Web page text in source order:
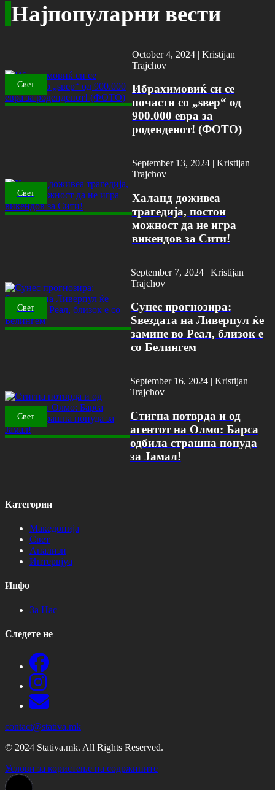
Најпопуларни вести
Свет
October 4, 2024 |Kristijan
Trajchov
Ибрахимовиќ си се
почасти со „ѕвер“ од
900.000 евра за
роденденот! (ФОТО)
Свет
September 13, 2024 | Kristijan
Trajchov
Халанд доживеа
трагедија, постои
можност да не игра
викендов за Сити!
Свет
September 7, 2024 | Kristijan
Trajchov
Сунес прогнозира:
Ѕвездата на Ливерпул ќе
замине во Реал, близок е
со Белингем
Свет
September 16, 2024 | Kristijan
Trajchov
Стигна потврда и од
агентот на Олмо: Барса
одбила страшна понуда
за Јамал!
Категории
Македонија
Свет
Анализи
Интервјуа
Инфо
За Нас
Следете не
contact@stativa.mk
© 2024 Stativa.mk. All Rights Reserved.
Услови за користење на содржините